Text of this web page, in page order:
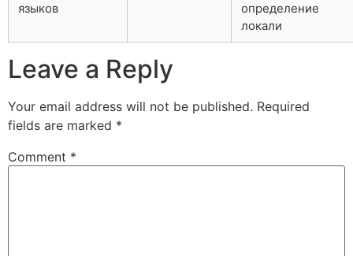
языков
определение
локали
Leave a Reply
Your email address will not be published. Required
fields are marked *
Comment *